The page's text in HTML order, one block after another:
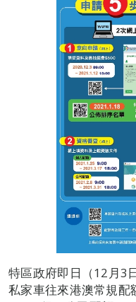
特區政府即日（12月3
私家車往來港澳常規配